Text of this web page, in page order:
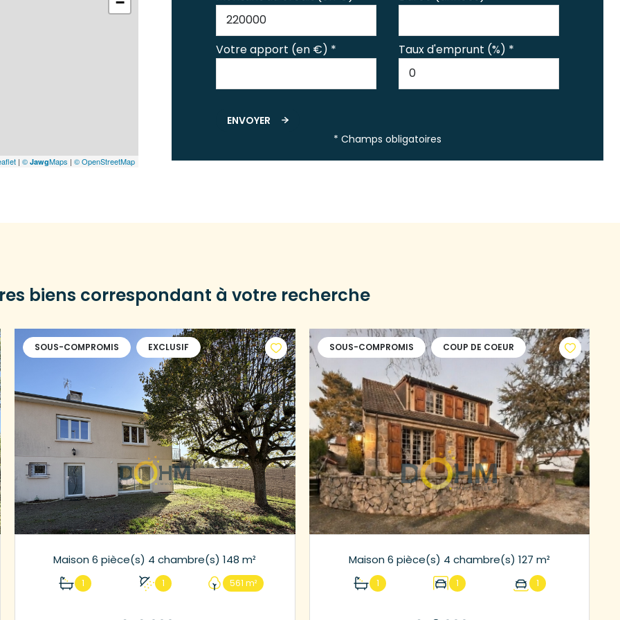
| © JawgMaps | © OpenStreetMap
Votre apport (en €) * Taux d'emprunt (%) *
ENVOYER
* Champs obligatoires
biens correspondant à votre recherche
SOUS-COMPROMIS EXCLUSIF
Maison 6 pièce(s) 4 chambre(s) 148 m²
1 1 561 m²
SOUS-COMPROMIS COUP DE COEUR
Maison 6 pièce(s) 4 chambre(s) 127 m²
1 1 1